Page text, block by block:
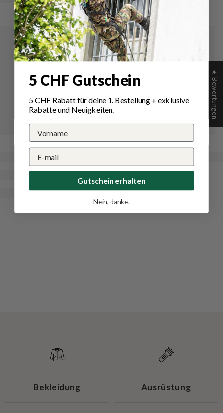
Bekleidung Ausrüstung
★ Bewertungen
5 CHF Gutschein
5 CHF Rabatt für deine 1. Bestellung+ exklusive
Rabatte und Neuigkeiten.
Gutschein erhalten
Nein, danke.